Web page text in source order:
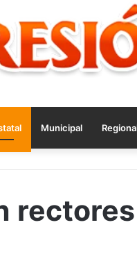
Municipal